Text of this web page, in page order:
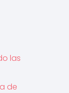
las
de